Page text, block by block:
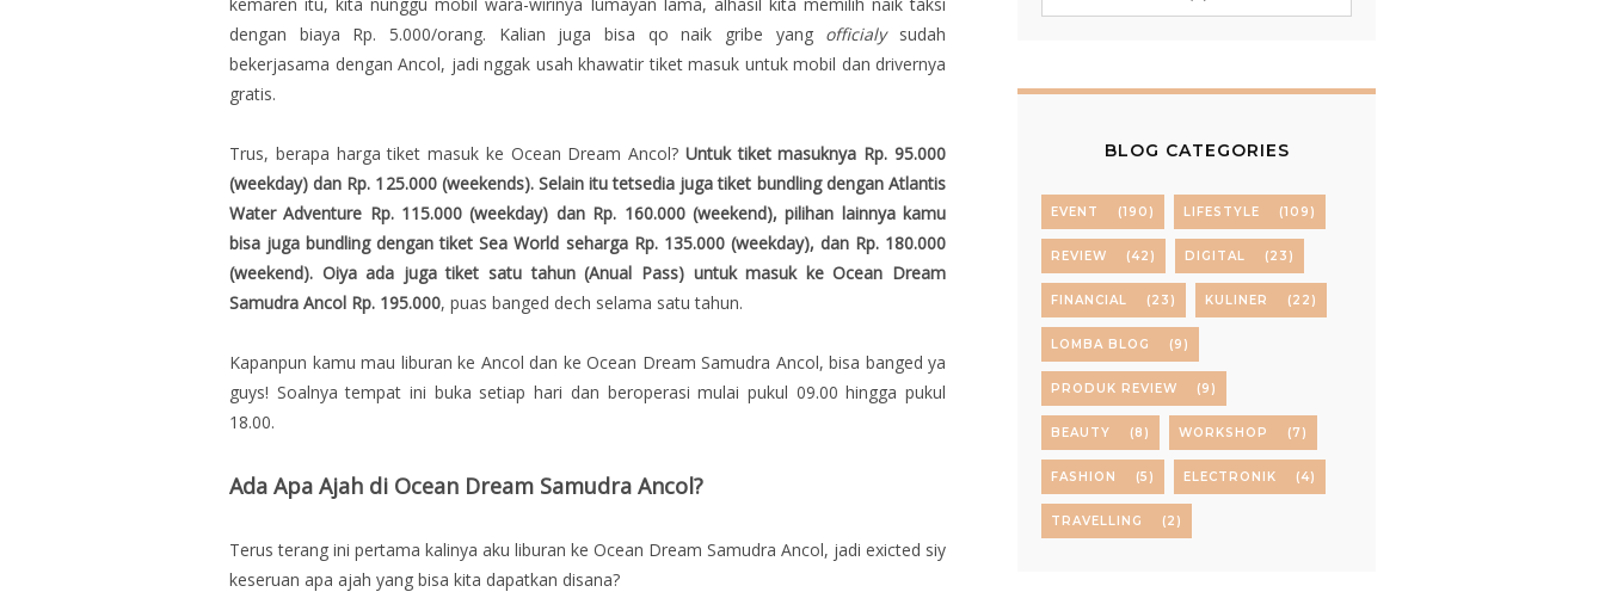
dengan biaya Rp. 5.000/orang. Kalian juga bisa qo naik gribe yang officialysudah
bekerjasama dengan Ancol, jadi nggak usah khawatir tiket masuk untuk mobil dan drivernya
gratis.
Trus, berapa harga tiket masuk ke Ocean Dream Ancol? Untuk tiket masuknya Rp. 95.000
(weekday) dan Rp. 125.000 (weekends). Selain itu tetsedia juga tiket bundling dengan Atlantis
Water Adventure Rp. 115.000 (weekday) dan Rp. 160.000 (weekend), pilihan lainnya kamu
bisa juga bundling dengan tiket Sea World seharga Rp. 135.000 (weekday), dan Rp. 180.000
(weekend). Oiya ada juga tiket satu tahun (Anual Pass) untuk masuk ke Ocean Dream
Samudra Ancol Rp. 195.000, puas banged dech selama satu tahun.
Kapanpun kamu mau liburan ke Ancol dan ke Ocean Dream Samudra Ancol, bisa banged ya
guys! Soalnya tempat ini buka setiap hari dan beroperasi mulai pukul 09.00 hingga pukul
18.00.
Ada Apa Ajah di Ocean Dream Samudra Ancol?
Terus terang ini pertama kalinya aku liburan ke Ocean Dream Samudra Ancol, jadi exicted siy
keseruan apa ajah yang bisa kita dapatkan disana?
BLOG CATEGORIES
EVENT (190) LIFESTYLE (109)
REVIEW (42) DIGITAL (23)
FINANCIAL (23) KULINER (22)
LOMBA BLOG (9)
PRODUK REVIEW (9)
BEAUTY (8) WORKSHOP (7)
FASHION (5) ELECTRONIK (4)
TRAVELLING (2)